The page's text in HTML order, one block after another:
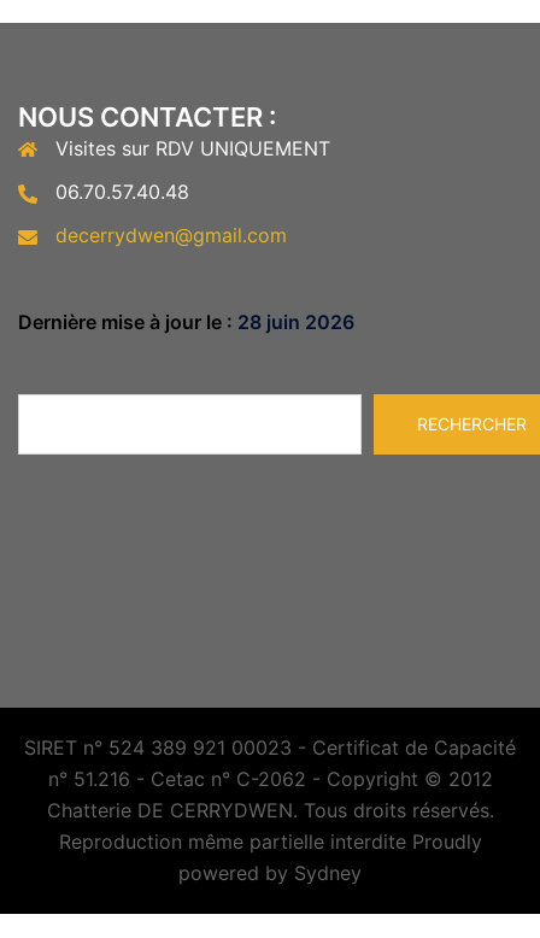
NOUS CONTACTER :
Visites sur RDV UNIQUEMENT
06.70.57.40.48
decerrydwen@gmail.com
Dernière mise à jour le : 28 juin 2026
RECHERCHER
SIRET n° 524 389 921 00023 - Certificat de Capacité
n° 51.216 - Cetac n° C-2062 - Copyright © 2012
Chatterie DE CERRYDWEN. Tous droits réservés.
Reproduction même partielle interdite Proudly
powered by Sydney